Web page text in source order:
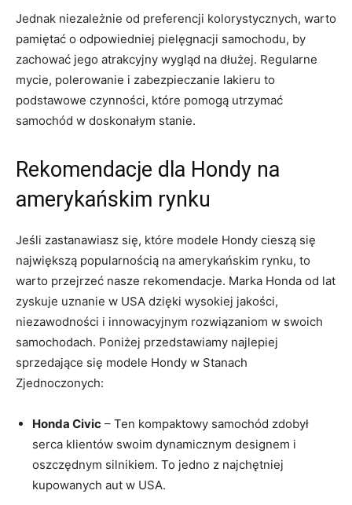
Jednak niezależnie od preferencji kolorystycznych, warto
pamiętać o odpowiedniej pielęgnacji samochodu, by
zachować jego atrakcyjny wygląd na dłużej. ‌Regularne
mycie, polerowanie i zabezpieczanie lakieru to
podstawowe​ czynności, które ⁤pomogą utrzymać
samochód w doskonałym stanie.
Rekomendacje dla Hondy na
amerykańskim rynku
Jeśli zastanawiasz się, które modele Hondy cieszą się
największą popularnością⁢ na amerykańskim rynku, to
warto przejrzeć nasze rekomendacje. Marka Honda od lat
zyskuje uznanie w USA dzięki wysokiej jakości,
niezawodności i innowacyjnym rozwiązaniom w swoich
samochodach. Poniżej przedstawiamy najlepiej
sprzedające ⁢się modele Hondy⁣ w Stanach
⁢Zjednoczonych:
Honda Civic – Ten kompaktowy samochód⁣ zdobył
serca klientów swoim dynamicznym designem i
oszczędnym silnikiem. To jedno z ⁣najchętniej
kupowanych aut w USA.